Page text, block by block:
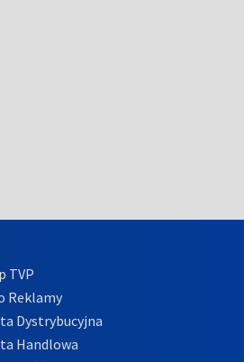
TVP
Reklamy
Dystrybucyjna
Handlowa